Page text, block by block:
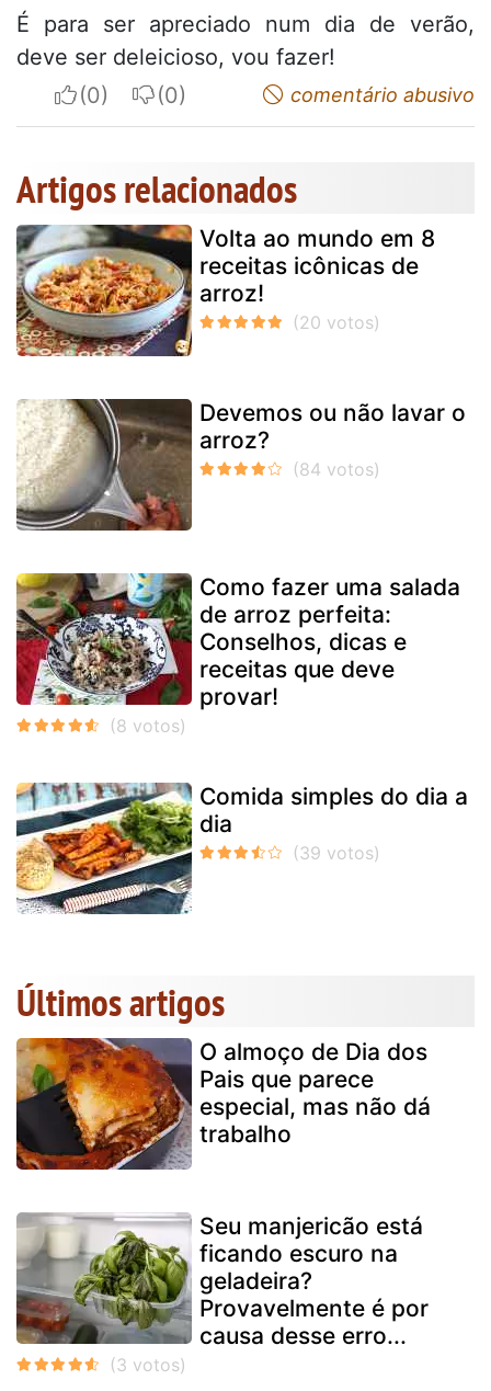
É para ser apreciado num dia de verão,
deve ser deleicioso, vou fazer!
I apreciateI do not appreciatecomentário abusivo
Artigos relacionados
Volta ao mundo em 8
receitas icônicas de
arroz!
Devemos ou não lavar o
arroz?
Como fazer uma salada
de arroz perfeita:
Conselhos, dicas e
receitas que deve
provar!
Comida simples do dia a
dia
Últimos artigos
O almoço de Dia dos
Pais que parece
especial, mas não dá
trabalho
Seu manjericão está
ficando escuro na
geladeira?
Provavelmente é por
causa desse erro...